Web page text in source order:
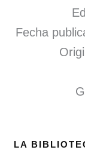
Fecha
LA